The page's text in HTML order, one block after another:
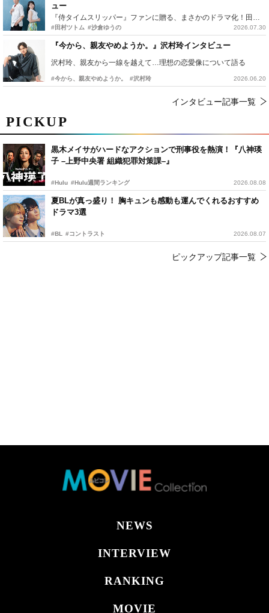
PICKUP
黒木メイサがハードなアクションで刑事役を熱演！『八神瑛
子 –上野中央署 組織犯罪対策課–』
#Hulu #Hulu週間ランキング 2026.08.08
夏BLが真っ盛り！ 胸キュンも感動も運んでくれるおすすめ
ドラマ3選
#BL #コントラスト 2026.08.07
ピックアップ記事一覧
ュー
#田村ツトム #沙倉ゆうの 2026.07.30
『今から、親友やめようか。』沢村玲インタビュー
沢村玲、親友から一線を越えて…理想の恋愛像について語る
#今から、親友やめようか。 #沢村玲 2026.06.20
インタビュー記事一覧
NEWS
INTERVIEW
RANKING
MOVIE